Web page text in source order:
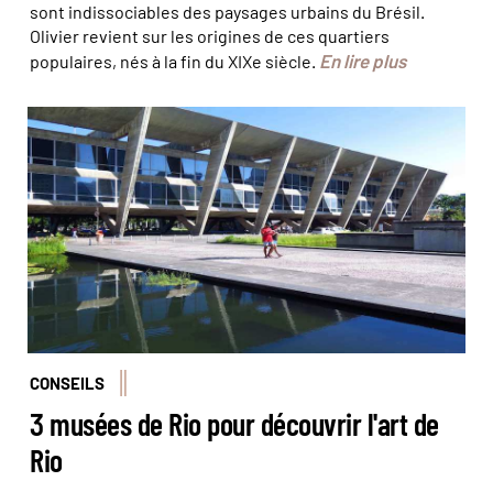
sont indissociables des paysages urbains du Brésil.
Olivier revient sur les origines de ces quartiers
populaires, nés à la fin du XIXe siècle. En lire plus
L’architecture moderne du MAM © Olivier Bodart
(@beatit!)
CONSEILS
3 musées de Rio pour découvrir l'art de
Rio